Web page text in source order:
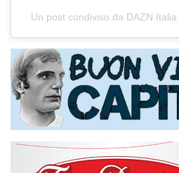
Un post condiviso da DAZN